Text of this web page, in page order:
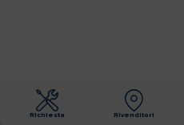
Richiesta Rivenditori